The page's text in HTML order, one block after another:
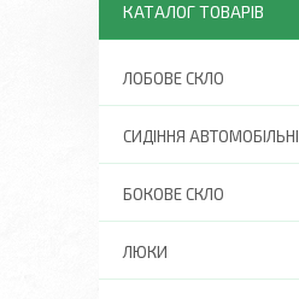
КАТАЛОГ ТОВАРІВ
ЛОБОВЕ СКЛО
СИДІННЯ АВТОМОБІЛЬНІ
БОКОВЕ СКЛО
ЛЮКИ